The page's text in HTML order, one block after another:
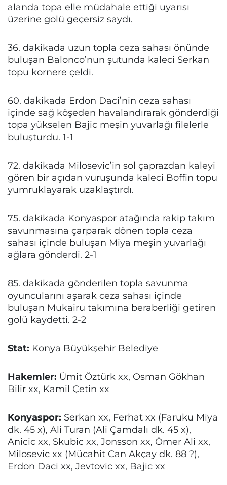
alanda topa elle müdahale ettiği uyarısı
üzerine golü geçersiz saydı.
36. dakikada uzun topla ceza sahası önünde
buluşan Balonco’nun şutunda kaleci Serkan
topu kornere çeldi.
60. dakikada Erdon Daci’nin ceza sahası
içinde sağ köşeden havalandırarak gönderdiği
topa yükselen Bajic meşin yuvarlağı filelerle
buluşturdu. 1-1
72. dakikada Milosevic’in sol çaprazdan kaleyi
gören bir açıdan vuruşunda kaleci Boffin topu
yumruklayarak uzaklaştırdı.
75. dakikada Konyaspor atağında rakip takım
savunmasına çarparak dönen topla ceza
sahası içinde buluşan Miya meşin yuvarlağı
ağlara gönderdi. 2-1
85. dakikada gönderilen topla savunma
oyuncularını aşarak ceza sahası içinde
buluşan Mukairu takımına beraberliği getiren
golü kaydetti. 2-2
Stat: Konya Büyükşehir Belediye
Hakemler: Ümit Öztürk xx, Osman Gökhan
Bilir xx, Kamil Çetin xx
Konyaspor: Serkan xx, Ferhat xx (Faruku Miya
dk. 45 x), Ali Turan (Ali Çamdalı dk. 45 x),
Anicic xx, Skubic xx, Jonsson xx, Ömer Ali xx,
Milosevic xx (Mücahit Can Akçay dk. 88 ?),
Erdon Daci xx, Jevtovic xx, Bajic xx